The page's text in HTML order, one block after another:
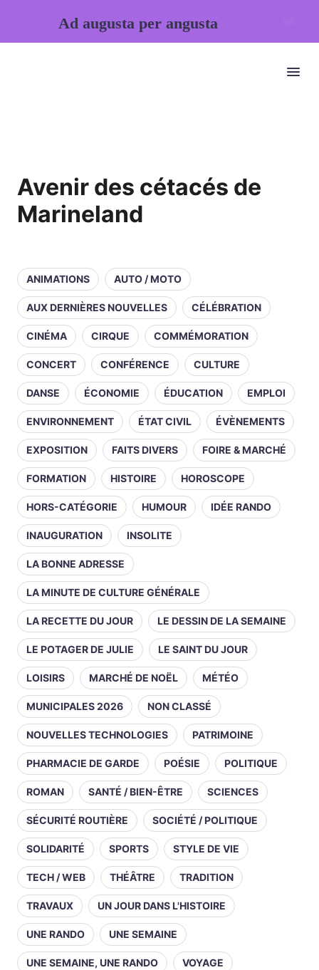
Avenir des cétacés de
Marineland
ANIMATIONS AUTO / MOTO
AUX DERNIÈRES NOUVELLES CÉLÉBRATION
CINÉMA CIRQUE COMMÉMORATION
CONCERT CONFÉRENCE CULTURE
DANSE ÉCONOMIE ÉDUCATION EMPLOI
ENVIRONNEMENT ÉTAT CIVIL ÉVÈNEMENTS
EXPOSITION FAITS DIVERS FOIRE & MARCHÉ
FORMATION HISTOIRE HOROSCOPE
HORS-CATÉGORIE HUMOUR IDÉE RANDO
INAUGURATION INSOLITE
LA BONNE ADRESSE
LA MINUTE DE CULTURE GÉNÉRALE
LA RECETTE DU JOUR LE DESSIN DE LA SEMAINE
LE POTAGER DE JULIE LE SAINT DU JOUR
LOISIRS MARCHÉ DE NOËL MÉTÉO
MUNICIPALES 2026 NON CLASSÉ
NOUVELLES TECHNOLOGIES PATRIMOINE
PHARMACIE DE GARDE POÉSIE POLITIQUE
ROMAN SANTÉ / BIEN-ÊTRE SCIENCES
SÉCURITÉ ROUTIÈRE SOCIÉTÉ / POLITIQUE
SOLIDARITÉ SPORTS STYLE DE VIE
TECH / WEB THÉÂTRE TRADITION
TRAVAUX UN JOUR DANS L'HISTOIRE
UNE RANDO UNE SEMAINE
UNE SEMAINE, UNE RANDO VOYAGE
Ad augusta per angusta